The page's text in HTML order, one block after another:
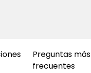
Preguntas más
frecuentes